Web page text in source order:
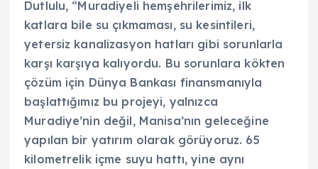
Dutlulu, “Muradiyeli hemşehrilerimiz, ilk
katlara bile su çıkmaması, su kesintileri,
yetersiz kanalizasyon hatları gibi sorunlarla
karşı karşıya kalıyordu. Bu sorunlara kökten
çözüm için Dünya Bankası finansmanıyla
başlattığımız bu projeyi, yalnızca
Muradiye’nin değil, Manisa’nın geleceğine
yapılan bir yatırım olarak görüyoruz. 65
kilometrelik içme suyu hattı, yine aynı